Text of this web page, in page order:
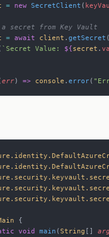
= new SecretClient (
a secret from Key Vault
= await client . getSecret (
`Secret Value: ${secret .
err) => console . error(
{
void main (String []